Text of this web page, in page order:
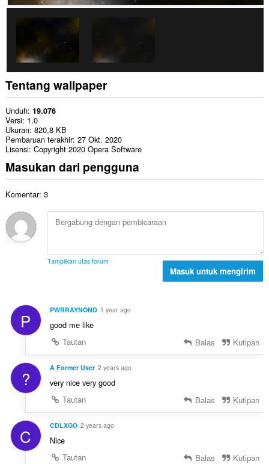
Tentang wallpaper
Unduh 19.076
Versi 1.0
Ukuran 820,8 KB
Pembaruan terakhir 27 Okt. 2020
Lisensi Copyright 2020 Opera Software
Masukan dari pengguna
Komentar: 3
Tampilkan utas forum
Masuk untuk mengirim
P PWRRAYNOND 1 year ago
good me like
Tautan
Balas Kutipan
? A Former User 2 years ago
very nice very good
Tautan
Balas Kutipan
C CDLXGO 2 years ago
Nice
Tautan
Balas Kutipan